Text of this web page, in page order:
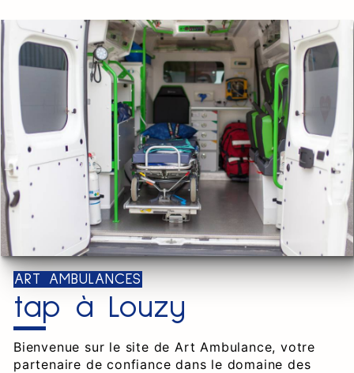
ART AMBULANCES
tap à Louzy
Bienvenue sur le site de Art Ambulance, votre
partenaire de confiance dans le domaine des